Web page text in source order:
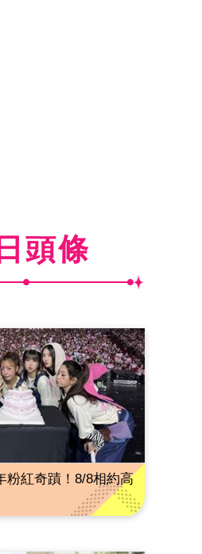
頭條
粉紅奇蹟！8/8相約高